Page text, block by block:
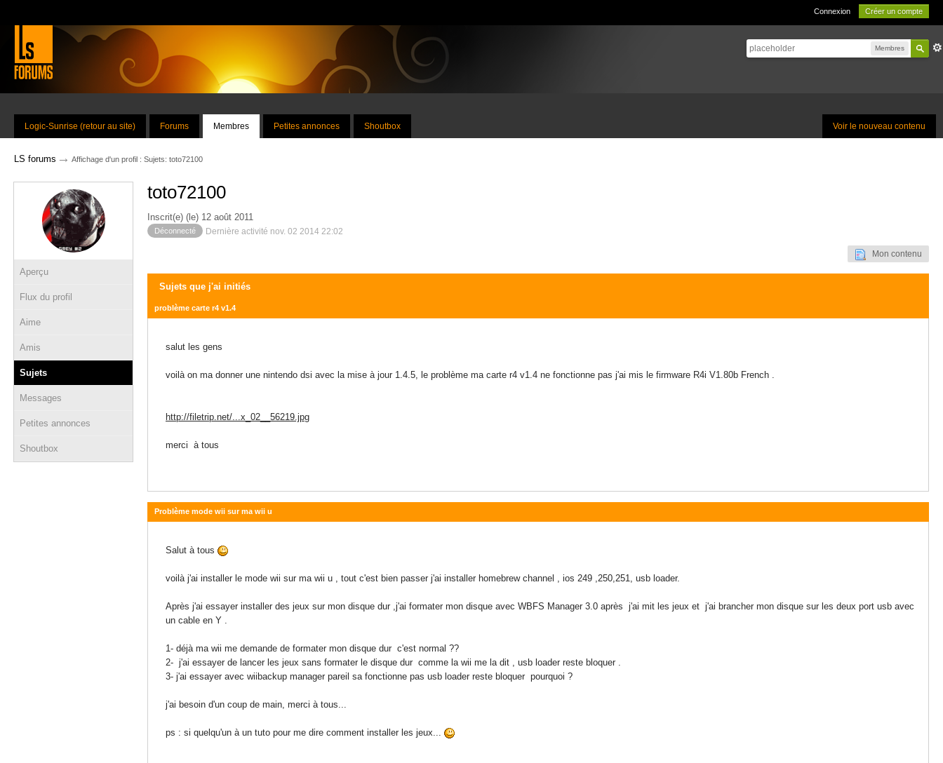
Connexion Créer un compte
Membres
Voir le nouveau contenu
Logic-Sunrise (retour au site) Forums Membres Petites annonces Shoutbox
LS forums → Affichage d'un profil : Sujets: toto72100
Aperçu
Flux du profil
Aime
Amis
Sujets
Messages
Petites annonces
Shoutbox
toto72100
Inscrit(e) (le) 12 août 2011
Déconnecté Dernière activité nov. 02 2014 22:02
Mon contenu
Sujets que j'ai initiés
problème carte r4 v1.4
salut les gens
voilà on ma donner une nintendo dsi avec la mise à jour 1.4.5, le problème ma carte r4 v1.4 ne fonctionne pas j'ai mis le firmware R4i V1.80b French .
http://filetrip.net/...x_02__56219.jpg
merci à tous
Problème mode wii sur ma wii u
Salut à tous
voilà j'ai installer le mode wii sur ma wii u , tout c'est bien passer j'ai installer homebrew channel , ios 249 ,250,251, usb loader.
Après j'ai essayer installer des jeux sur mon disque dur ,j'ai formater mon disque avec WBFS Manager 3.0 après j'ai mit les jeux et j'ai brancher mon disque sur les deux port usb avec
un cable en Y .
1- déjà ma wii me demande de formater mon disque dur c'est normal ??
2- j'ai essayer de lancer les jeux sans formater le disque dur comme la wii me la dit , usb loader reste bloquer .
3- j'ai essayer avec wiibackup manager pareil sa fonctionne pas usb loader reste bloquer pourquoi ?
j'ai besoin d'un coup de main, merci à tous...
ps : si quelqu'un à un tuto pour me dire comment installer les jeux...